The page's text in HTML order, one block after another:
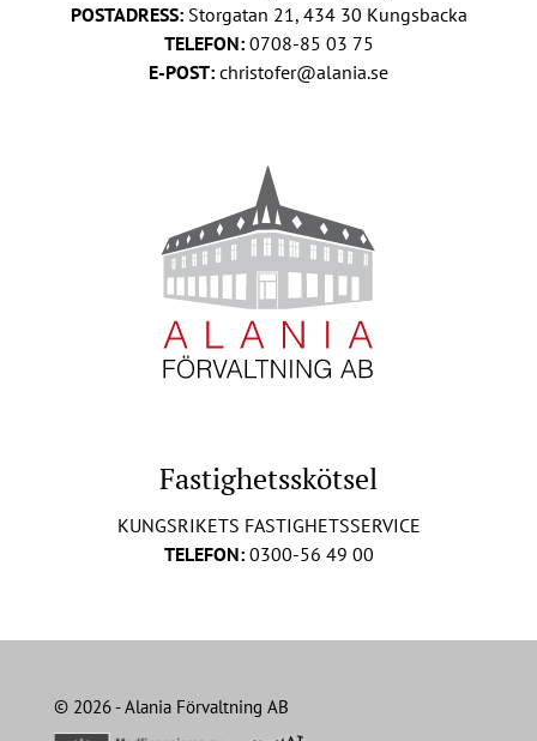
POSTADRESS:Storgatan 21, 434 30 Kungsbacka
TELEFON: 0708-85 03 75
E-POST: christofer@alania.se
Fastighetsskötsel
KUNGSRIKETS FASTIGHETSSERVICE
TELEFON: 0300-56 49 00
© 2026 - Alania Förvaltning AB